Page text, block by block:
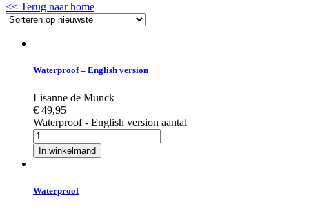
<< Terug naar home
Waterproof – English version
Lisanne de Munck
€ 49,95
Waterproof - English version aantal
In winkelmand
Waterproof